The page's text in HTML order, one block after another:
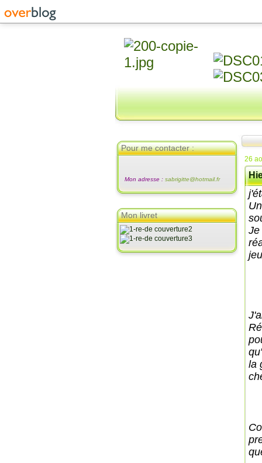
Pour me contacter :
Mon adresse : sabrigitte@hotmail.fr
Mon livret
26
Je
la